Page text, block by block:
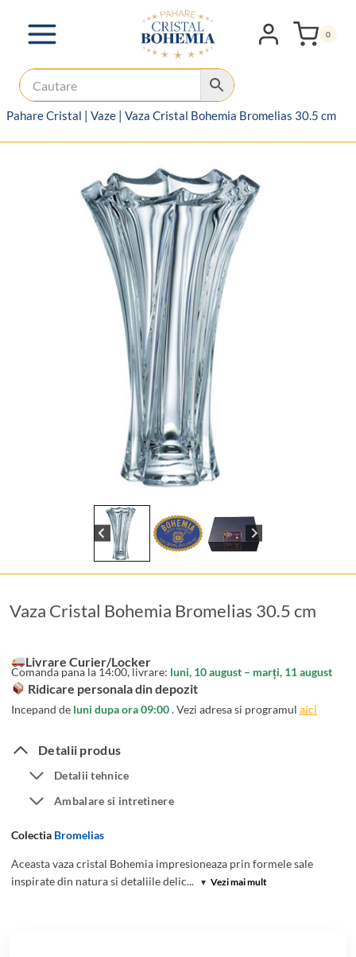
0
Pahare Cristal | Vaze | Vaza Cristal Bohemia Bromelias 30.5 cm
Vaza Cristal Bohemia Bromelias 30.5 cm
Livrare Curier/Locker
Comanda pana la 14:00, livrare: luni, 10 august – marți, 11 august
Ridicare personala din depozit
Incepand de luni dupa ora 09:00. Vezi adresa si programul aici
Detalii produs
Detalii tehnice
Ambalare si intretinere
Colectia Bromelias
Aceasta vaza cristal Bohemia impresioneaza prin formele sale
inspirate din natura si detaliile delic... ▾ Vezi mai mult